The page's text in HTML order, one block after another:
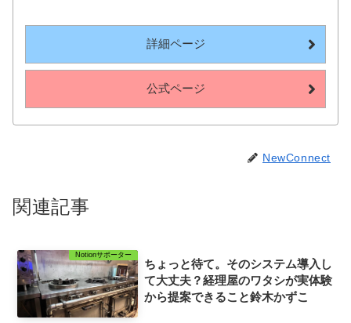
詳細ページ
公式ページ
NewConnect
関連記事
Notionサポーター
ちょっと待て。そのシステム導入し
て大丈夫？経理屋のワタシが実体験
から提案できること鈴木かずこ